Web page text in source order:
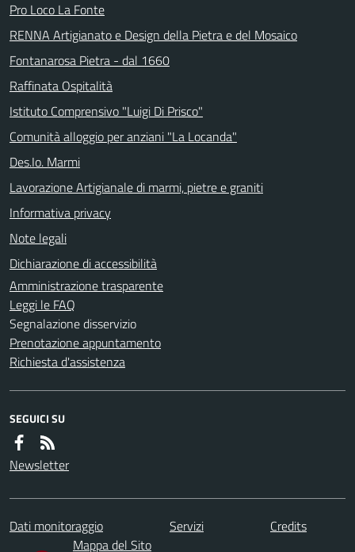
Pro Loco La Fonte
RENNA Artigianato e Design della Pietra e del Mosaico
Fontanarosa Pietra - dal 1660
Raffinata Ospitalità
Istituto Comprensivo "Luigi Di Prisco"
Comunità alloggio per anziani "La Locanda"
Des.Io. Marmi
Lavorazione Artigianale di marmi, pietre e graniti
Informativa privacy
Note legali
Dichiarazione di accessibilità
Amministrazione trasparente
Leggi le FAQ
Segnalazione disservizio
Prenotazione appuntamento
Richiesta d'assistenza
SEGUICI SU
Newsletter
Dati monitoraggio Servizi
Credits
Mappa del Sito